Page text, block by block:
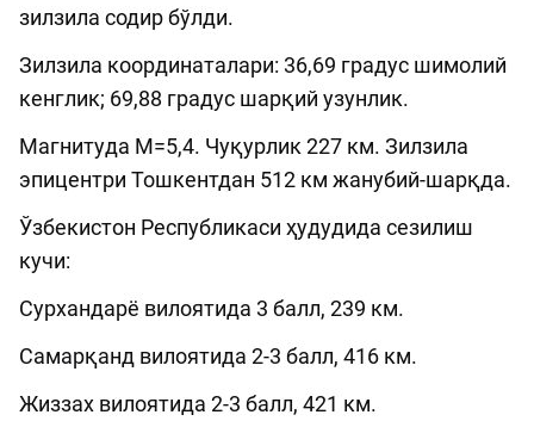
зилзила содир бўлди.
Зилзила координаталари: 36,69 градус шимолий
кенглик; 69,88 градус шарқий узунлик.
Магнитуда М=5,4. Чуқурлик 227 км. Зилзила
эпицентри Тошкентдан 512 км жанубий-шарқда.
Ўзбекистон Республикаси ҳудудида сезилиш
кучи:
Сурхандарё вилоятида 3 балл, 239 км.
Самарқанд вилоятида 2-3 балл, 416 км.
Жиззах вилоятида 2-3 балл, 421 км.